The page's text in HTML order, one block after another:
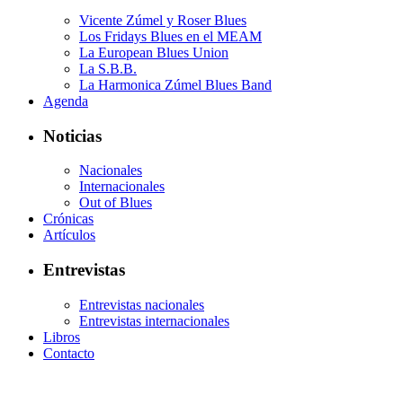
Vicente Zúmel y Roser Blues
Los Fridays Blues en el MEAM
La European Blues Union
La S.B.B.
La Harmonica Zúmel Blues Band
Agenda
Noticias
Nacionales
Internacionales
Out of Blues
Crónicas
Artículos
Entrevistas
Entrevistas nacionales
Entrevistas internacionales
Libros
Contacto